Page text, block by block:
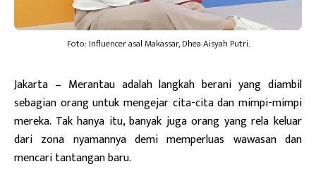
Foto: Influencer asal Makassar, Dhea Aisyah Putri.
Jakarta – Merantau adalah langkah berani yang diambil
sebagian orang untuk mengejar cita-cita dan mimpi-mimpi
mereka. Tak hanya itu, banyak juga orang yang rela keluar
dari zona nyamannya demi memperluas wawasan dan
mencari tantangan baru.